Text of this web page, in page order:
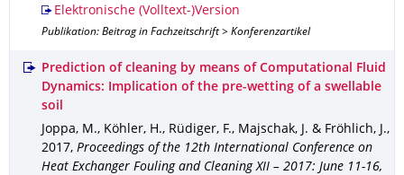
Elektronische (Volltext-)Version
Publikation: Beitrag in Fachzeitschrift > Konferenzartikel
Prediction of cleaning by means of Computational Fluid
Dynamics: Implication of the pre-wetting of a swellable
soil
Joppa, M., Köhler, H., Rüdiger, F., Majschak, J. & Fröhlich, J.,
2017, Proceedings of the 12th International Conference on
Heat Exchanger Fouling and Cleaning XII – 2017: June 11-16,